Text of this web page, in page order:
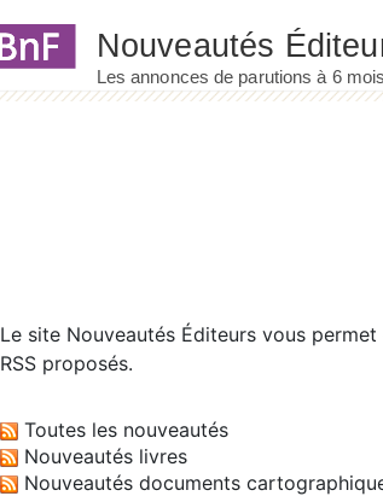
Le site Nouveautés Éditeurs vous permet
RSS proposés.
Toutes les nouveautés
Nouveautés livres
Nouveautés documents